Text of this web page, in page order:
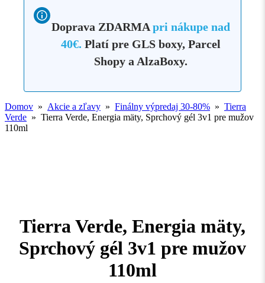
Doprava ZDARMA pri nákupe nad
40€. Platí pre GLS boxy, Parcel
Shopy a AlzaBoxy.
Domov » Akcie a zľavy » Finálny výpredaj 30-80% » Tierra
Verde » Tierra Verde, Energia mäty, Sprchový gél 3v1 pre mužov
110ml
Tierra Verde, Energia mäty,
Sprchový gél 3v1 pre mužov
110ml